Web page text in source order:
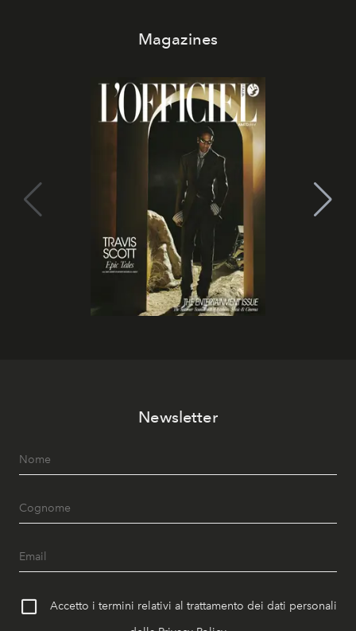
Magazines
Newsletter
Accetto i termini relativi al trattamento dei dati personali